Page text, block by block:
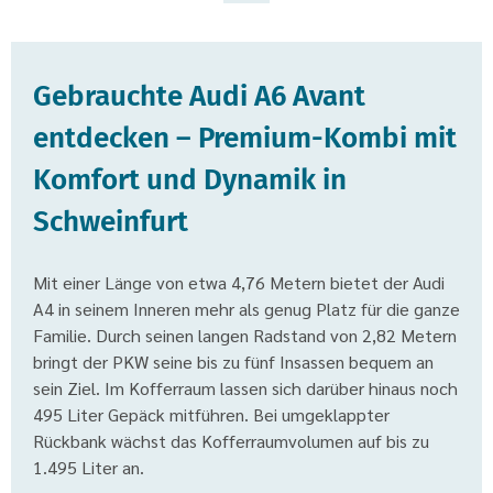
Gebrauchte Audi A6 Avant
entdecken – Premium-Kombi mit
Komfort und Dynamik in
Schweinfurt
Mit einer Länge von etwa 4,76 Metern bietet der Audi
A4 in seinem Inneren mehr als genug Platz für die ganze
Familie. Durch seinen langen Radstand von 2,82 Metern
bringt der PKW seine bis zu fünf Insassen bequem an
sein Ziel. Im Kofferraum lassen sich darüber hinaus noch
495 Liter Gepäck mitführen. Bei umgeklappter
Rückbank wächst das Kofferraumvolumen auf bis zu
1.495 Liter an.